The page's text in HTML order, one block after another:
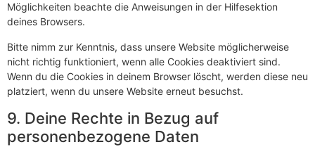
Möglichkeiten beachte die Anweisungen in der Hilfesektion
deines Browsers.
Bitte nimm zur Kenntnis, dass unsere Website möglicherweise
nicht richtig funktioniert, wenn alle Cookies deaktiviert sind.
Wenn du die Cookies in deinem Browser löscht, werden diese neu
platziert, wenn du unsere Website erneut besuchst.
9. Deine Rechte in Bezug auf
personenbezogene Daten